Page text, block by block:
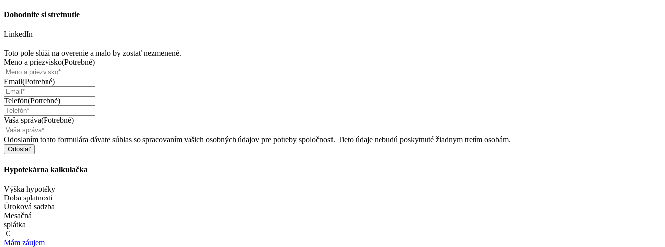
Dohodnite si stretnutie
LinkedIn
Toto pole slúži na overenie a malo by zostať nezmenené.
Meno a priezvisko(Potrebné)
Email(Potrebné)
Telefón(Potrebné)
Vaša správa(Potrebné)
Odoslaním tohto formulára dávate súhlas so spracovaním vašich osobných údajov pre potreby spoločnosti. Tieto údaje nebudú poskytnuté žiadnym tretím osobám.
Hypotekárna kalkulačka
Výška hypotéky
Doba splatnosti
Úroková sadzba
Mesačná
splátka
€
Mám záujem